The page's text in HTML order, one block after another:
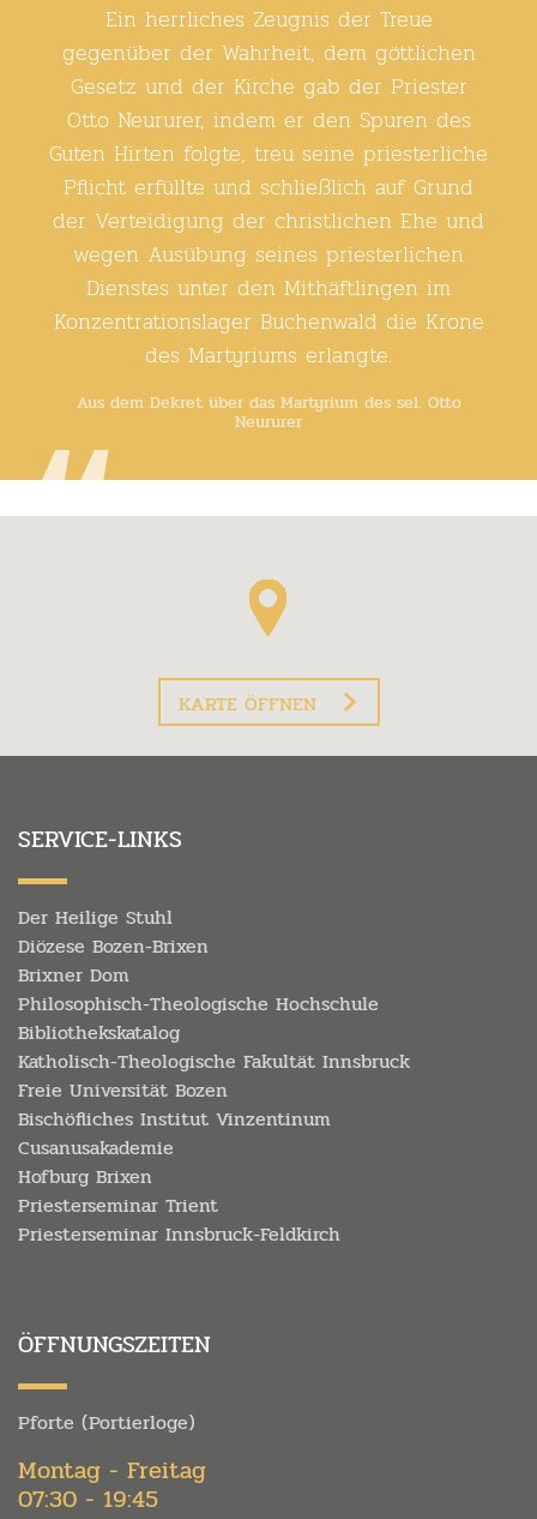
Ein herrliches Zeugnis der Treue
gegenüber der Wahrheit, dem göttlichen
Gesetz und der Kirche gab der Priester
Otto Neururer, indem er den Spuren des
Guten Hirten folgte, treu seine priesterliche
Pflicht erfüllte und schließlich auf Grund
der Verteidigung der christlichen Ehe und
wegen Ausübung seines priesterlichen
Dienstes unter den Mithäftlingen im
Konzentrationslager Buchenwald die Krone
des Martyriums erlangte.
Aus dem Dekret über das Martyrium des sel. Otto
Neururer
KARTE ÖFFNEN
SERVICE-LINKS
Der Heilige Stuhl
Diözese Bozen-Brixen
Brixner Dom
Philosophisch-Theologische Hochschule
Bibliothekskatalog
Katholisch-Theologische Fakultät Innsbruck
Freie Universität Bozen
Bischöfliches Institut Vinzentinum
Cusanusakademie
Hofburg Brixen
Priesterseminar Trient
Priesterseminar Innsbruck-Feldkirch
ÖFFNUNGSZEITEN
Pforte (Portierloge)
Montag - Freitag
07:30 - 19:45